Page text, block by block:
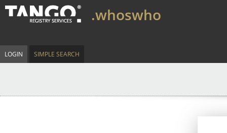
.whoswho
LOGIN SIMPLE SEARCH